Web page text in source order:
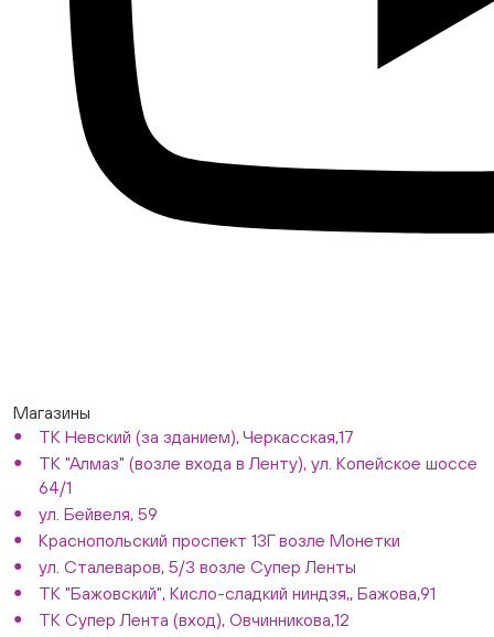
Магазины
ТК Невский (за зданием), Черкасская,17
ТК "Алмаз" (возле входа в Ленту), ул. Копейское шоссе
64/1
ул. Бейвеля, 59
Краснопольский проспект 13Г возле Монетки
ул. Сталеваров, 5/3 возле Супер Ленты
ТК "Бажовский", Кисло-сладкий ниндзя,, Бажова,91
ТК Супер Лента (вход), Овчинникова,12